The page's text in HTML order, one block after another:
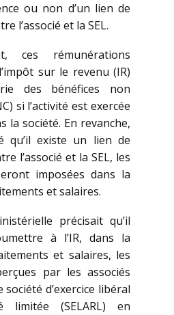
ou non d’un lien de
l’associé et la SEL.
ces rémunérations
sur le revenu (IR)
des bénéfices non
si l’activité est exercée
la société. En revanche,
qu’il existe un lien de
l’associé et la SEL, les
imposées dans la
et salaires.
précisait qu’il
à l’IR, dans la
et salaires, les
par les associés
d’exercice libéral
limitée (SELARL) en